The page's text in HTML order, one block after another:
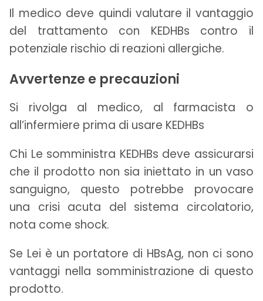
Il medico deve quindi valutare il vantaggio
del trattamento con KEDHBs contro il
potenziale rischio di reazioni allergiche.
Avvertenze e precauzioni
Si rivolga al medico, al farmacista o
all’infermiere prima di usare KEDHBs
Chi Le somministra KEDHBs deve assicurarsi
che il prodotto non sia iniettato in un vaso
sanguigno, questo potrebbe provocare
una crisi acuta del sistema circolatorio,
nota come shock.
Se Lei è un portatore di HBsAg, non ci sono
vantaggi nella somministrazione di questo
prodotto.